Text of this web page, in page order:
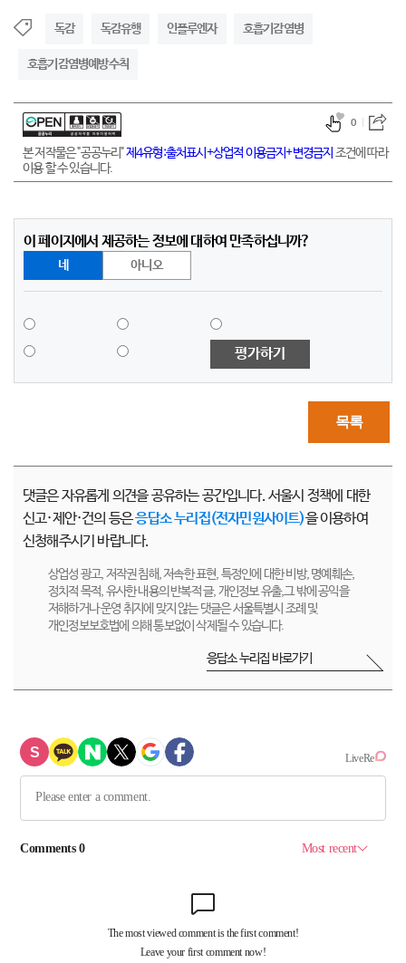
독감 독감유행 인플루엔자 호흡기감염병
호흡기감염병예방수칙
본 저작물은 "공공누리"제4유형:출처표시+상업적 이용금지+변경금지 조건에 따라
이용 할 수 있습니다.
0
이 페이지에서 제공하는 정보에 대하여 만족하십니까?
네 아니오
평가하기
목록
댓글은 자유롭게 의견을 공유하는 공간입니다. 서울시 정책에 대한
신고·제안·건의 등은응답소 누리집(전자민원사이트)을 이용하여
신청해주시기 바랍니다.
상업성 광고, 저작권 침해, 저속한 표현, 특정인에 대한 비방, 명예훼손,
정치적 목적, 유사한 내용의 반복적 글, 개인정보 유출,그 밖에 공익을
저해하거나 운영 취지에 맞지 않는 댓글은 서울특별시 조례 및
개인정보보호법에 의해 통보없이 삭제될 수 있습니다.
응답소 누리집 바로가기